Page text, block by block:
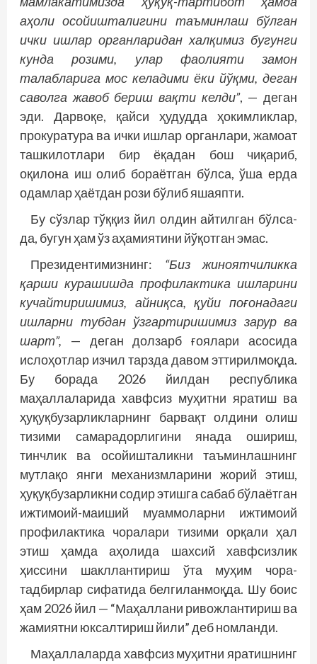
аҳоли осойишталигини таъминлаш бўлган
ички ишлар органларидан халқимиз бугунги
кунда розими, улар фаолияти замон
талабларига мос келадими ёки йўқми, деган
саволга жавоб бериш вақти келди”, — деган
эди. Дарвоқе, қайси ҳудудда ҳокимликлар,
прокуратура ва ички ишлар органлари, жамоат
ташкилотлари бир ёқадан бош чиқариб,
оқилона иш олиб бораётган бўлса, ўша ерда
одамлар ҳаётдан рози бўлиб яшаяпти.
Бу сўзлар тўққиз йил олдин айтилган бўлса-
да, бугун ҳам ўз аҳамиятини йўқотган эмас.
Президентимизнинг: “Биз жиноятчиликка
қарши курашишда профилактика ишларини
кучайтиришимиз, айниқса, қуйи поғонадаги
ишларни тубдан ўзгартиришимиз зарур ва
шарт”, — деган долзарб ғоялари асосида
ислоҳотлар изчил тарзда давом эттирилмоқда.
Бу борада 2026 йилдан республика
маҳаллаларида хавфсиз муҳитни яратиш ва
ҳуқуқбузарликларнинг барвақт олдини олиш
тизими самарадорлигини янада ошириш,
тинчлик ва осойишталикни таъминлашнинг
мутлақо янги механизмларини жорий этиш,
ҳуқуқбузарликни содир этишга сабаб бўлаётган
ижтимоий-маиший муаммоларни ижтимоий
профилактика чоралари тизими орқали ҳал
этиш ҳамда аҳолида шахсий хавфсизлик
ҳиссини шакллантириш ўта муҳим чора-
тадбирлар сифатида белгиланмоқда. Шу боис
ҳам 2026 йил — “Маҳаллани ривожлантириш ва
жамиятни юксалтириш йили” деб номланди.
Маҳаллаларда хавфсиз муҳитни яратишнинг